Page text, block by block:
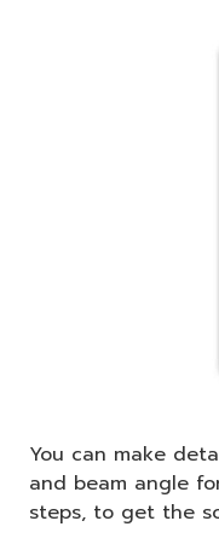
You can make
and beam angle
steps, to get the